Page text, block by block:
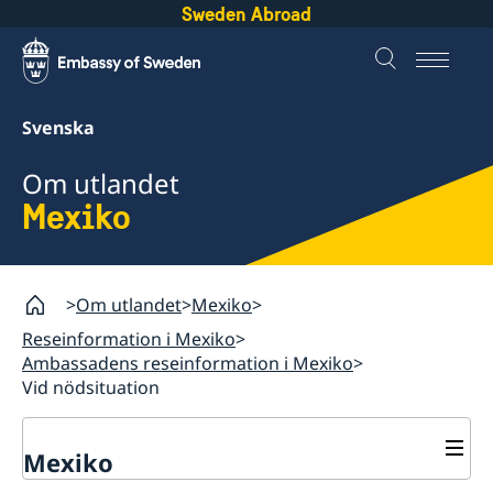
Sweden Abroad
Svenska
Om utlandet
Mexiko
Om utlandet Mexiko
Reseinformation i Mexiko
Ambassadens reseinformation i Mexiko
Vid nödsituation
Mexiko